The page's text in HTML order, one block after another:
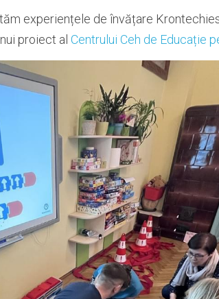
experiențele de învățare
proiect al Centrului Ceh de Educație